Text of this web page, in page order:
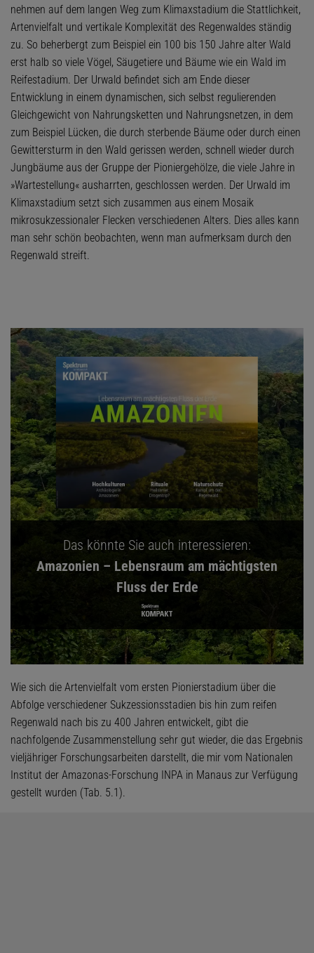
nehmen auf dem langen Weg zum Klimaxstadium die Stattlichkeit,
Artenvielfalt und vertikale Komplexität des Regenwaldes ständig
zu. So beherbergt zum Beispiel ein 100 bis 150 Jahre alter Wald
erst halb so viele Vögel, Säugetiere und Bäume wie ein Wald im
Reifestadium. Der Urwald befindet sich am Ende dieser
Entwicklung in einem dynamischen, sich selbst regulierenden
Gleichgewicht von Nahrungsketten und Nahrungsnetzen, in dem
zum Beispiel Lücken, die durch sterbende Bäume oder durch einen
Gewittersturm in den Wald gerissen werden, schnell wieder durch
Jungbäume aus der Gruppe der Pioniergehölze, die viele Jahre in
»Wartestellung« ausharrten, geschlossen werden. Der Urwald im
Klimaxstadium setzt sich zusammen aus einem Mosaik
mikrosukzessionaler Flecken verschiedenen Alters. Dies alles kann
man sehr schön beobachten, wenn man aufmerksam durch den
Regenwald streift.
Das könnte Sie auch interessieren:
Amazonien – Lebensraum am mächtigsten
Fluss der Erde
Wie sich die Artenvielfalt vom ersten Pionierstadium über die
Abfolge verschiedener Sukzessionsstadien bis hin zum reifen
Regenwald nach bis zu 400 Jahren entwickelt, gibt die
nachfolgende Zusammenstellung sehr gut wieder, die das Ergebnis
vieljähriger Forschungsarbeiten darstellt, die mir vom Nationalen
Institut der Amazonas-Forschung INPA in Manaus zur Verfügung
gestellt wurden (Tab. 5.1).